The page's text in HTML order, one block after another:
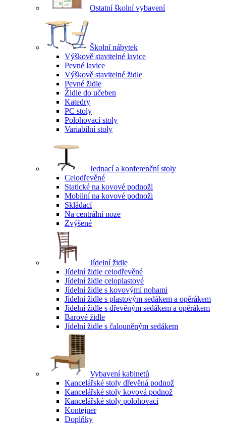
Ostatní školní vybavení
Školní nábytek
Výškově stavitelné lavice
Pevné lavice
Výškově stavitelné židle
Pevné židle
Židle do učeben
Katedry
PC stoly
Polohovací stoly
Variabilní stoly
Jednací a konferenční stoly
Celodřevěné
Statické na kovové podnoži
Mobilní na kovové podnoži
Skládací
Na centrální noze
Zvýšené
Jídelní židle
Jídelní židle celodřevěné
Jídelní židle celoplastové
Jídelní židle s kovovými nohami
Jídelní židle s plastovým sedákem a opěrákem
Jídelní židle s dřevěným sedákem a opěrákem
Barové židle
Jídelní židle s čalouněným sedákem
Vybavení kabinetů
Kancelářské stoly dřevěná podnož
Kancelářské stoly kovová podnož
Kancelářské stoly polohovací
Kontejner
Doplňky